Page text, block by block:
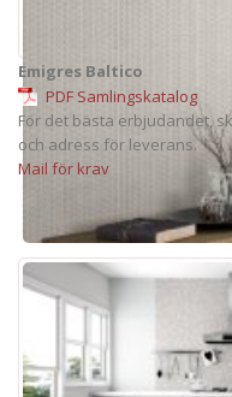
Emigres Baltico
PDF Samlingskatalog
För det bästa erbjudandet,
och adress för leverans.
Mail för krav